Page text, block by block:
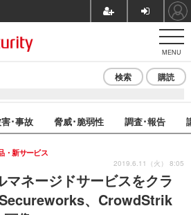
MENU
検索 購読
害･事故 脅威･脆弱性 調査･報告
マネージドサービスをクラ
、CrowdStrik
・新サービス
2019.6.11（火） 8:05